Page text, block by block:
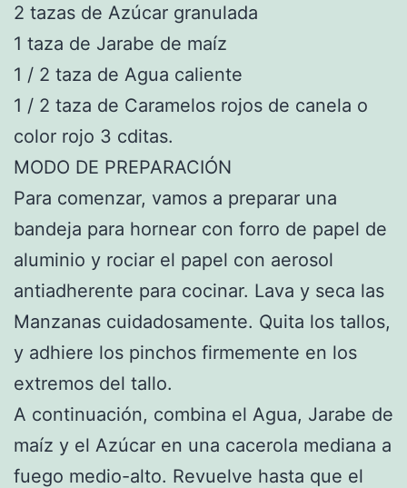
2 tazas de Azúcar granulada
1 taza de Jarabe de maíz
1 / 2 taza de Agua caliente
1 / 2 taza de Caramelos rojos de canela o
color rojo 3 cditas.
MODO DE PREPARACIÓN
Para comenzar, vamos a preparar una
bandeja para hornear con forro de papel de
aluminio y rociar el papel con aerosol
antiadherente para cocinar. Lava y seca las
Manzanas cuidadosamente. Quita los tallos,
y adhiere los pinchos firmemente en los
extremos del tallo.
A continuación, combina el Agua, Jarabe de
maíz y el Azúcar en una cacerola mediana a
fuego medio-alto. Revuelve hasta que el